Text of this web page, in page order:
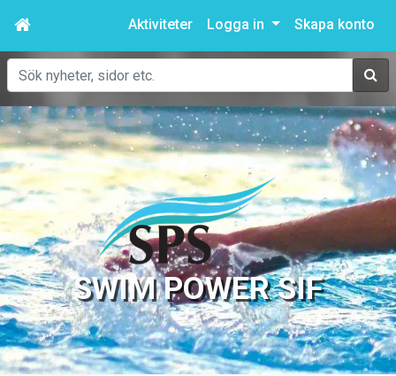
Aktiviteter Logga in Skapa konto
Sök
SWIM POWER SIF